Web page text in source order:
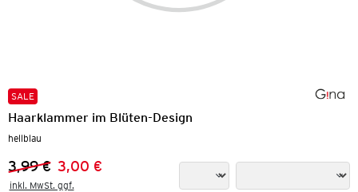
SALE
Haarklammer im Blüten-Design
hellblau
Vorheriger Preis:
3,99 €
Neuer Preis:
3,00 €
inkl. MwSt. ggf.